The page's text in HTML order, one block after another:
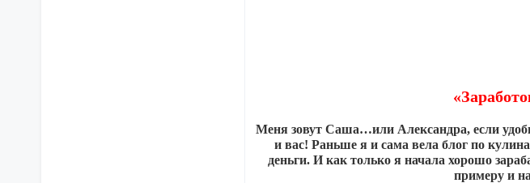
Меня зовут Саша…или Александра, если
и вас! Раньше я и сама вела блог по
деньги. И как только я начала хорошо
примеру и